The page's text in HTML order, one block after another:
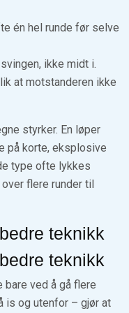
én hel runde før selve
ikke midt i.
at motstanderen ikke
styrker. En løper
på korte, eksplosive
type ofte lykkes
flere runder til
teknikk
teknikk
ved å gå flere
is og utenfor – gjør at